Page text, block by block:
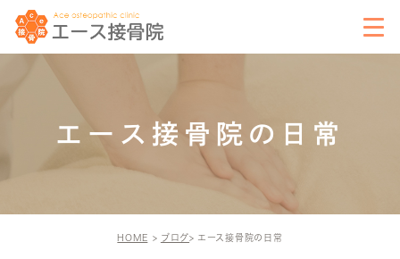
エース接骨院の日常
HOME ブログ エース接骨院の日常